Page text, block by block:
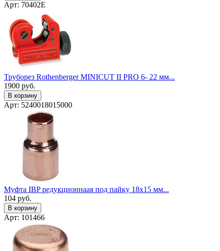
Арт: 70402E
Труборез Rothenberger MINICUT II PRO 6- 22 мм...
1900 руб.
В корзину
Арт: 5240018015000
Муфта IBP редукционнаая под пайку 18х15 мм...
104 руб.
В корзину
Арт: 101466